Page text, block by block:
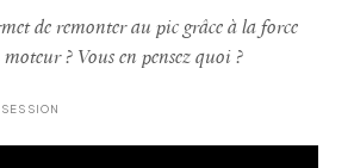
de remonter au pic grâce à la force
? Vous en pensez quoi ?